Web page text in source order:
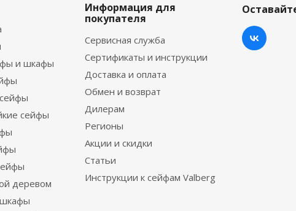
и шкафы
сейфы
деревом
Информация для
покупателя
Сервисная служба
Сертификаты и инструкции
Доставка и оплата
Обмен и возврат
Дилерам
Регионы
Акции и скидки
Статьи
Инструкции к сейфам Valberg